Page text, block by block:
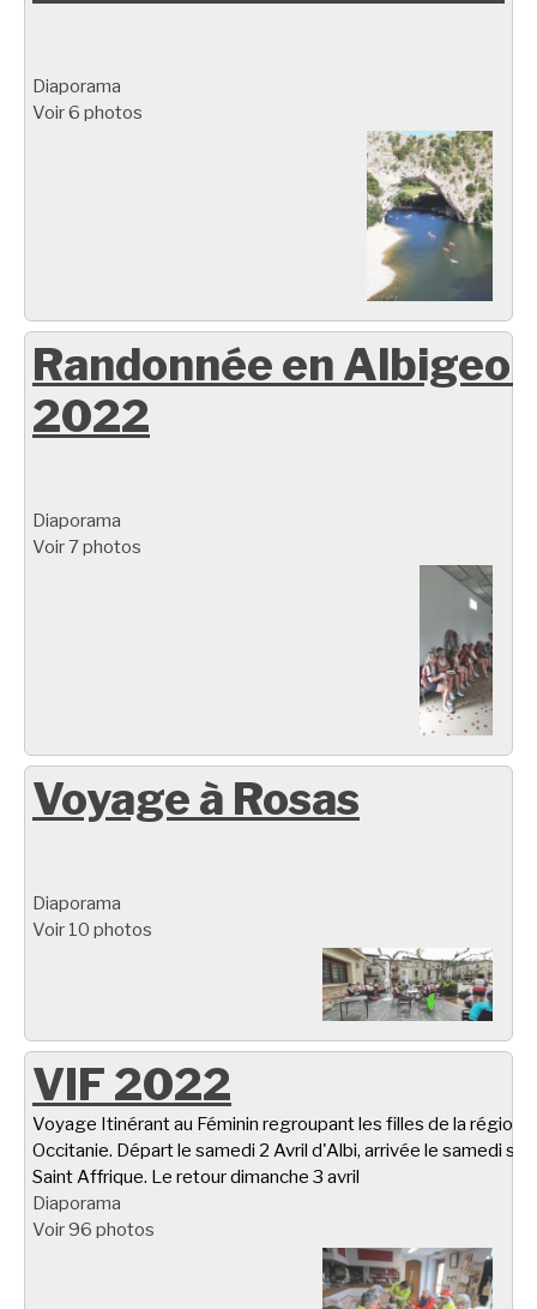
Diaporama
Voir 6 photos
Randonnée en
2022
Diaporama
Voir 7 photos
Voyage à Rosas
Diaporama
Voir 10 photos
VIF 2022
Voyage Itinérant au Féminin regroupant les filles de la région
Occitanie. Départ le samedi 2 Avril d'Albi, arrivée le samedi
Saint Affrique. Le retour dimanche 3 avril
Diaporama
Voir 96 photos